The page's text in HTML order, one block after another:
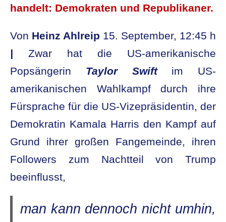
handelt: Demokraten und Republikaner.
Von Heinz Ahlreip 15. September, 12:45 h
| Zwar hat die US-amerikanische
Popsängerin Taylor Swiftim US-
amerikanischen Wahlkampf durch ihre
Fürsprache für die US-Vizepräsidentin, der
Demokratin Kamala Harris den Kampf auf
Grund ihrer großen Fangemeinde, ihren
Followers zum Nachtteil von Trump
beeinflusst,
man kann dennoch nicht umhin,